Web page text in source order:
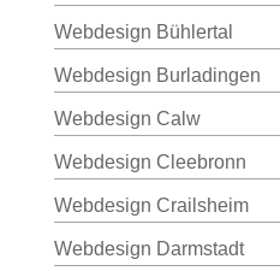
Webdesign Bühlertal
Webdesign Burladingen
Webdesign Calw
Webdesign Cleebronn
Webdesign Crailsheim
Webdesign Darmstadt